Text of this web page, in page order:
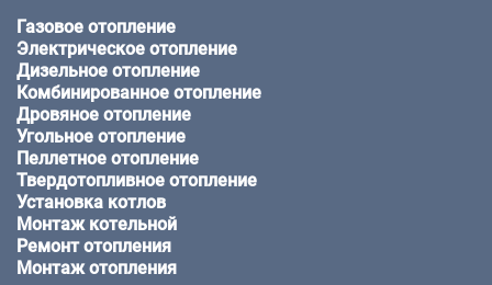
Газовое отопление
Электрическое отопление
Дизельное отопление
Комбинированное отопление
Дровяное отопление
Угольное отопление
Пеллетное отопление
Твердотопливное отопление
Установка котлов
Монтаж котельной
Ремонт отопления
Монтаж отопления